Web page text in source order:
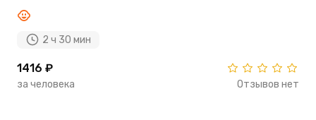
2 ч 30 мин
1416 ₽
за человека Отзывов нет